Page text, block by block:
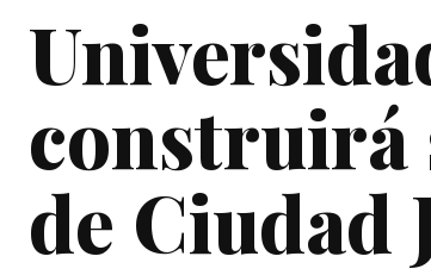
construirá
de Ciudad